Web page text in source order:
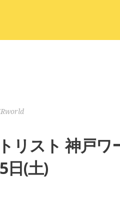
リスト 神戸ワ
日(土)